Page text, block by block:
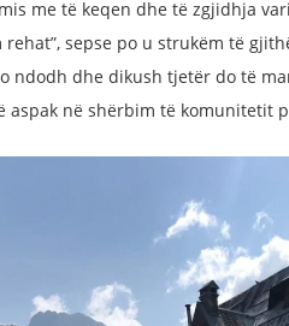
me të keqen dhe të zgjidhja
rehat”, sepse po u strukëm të
ndodh dhe dikush tjetër do të
aspak në shërbim të komunitetit